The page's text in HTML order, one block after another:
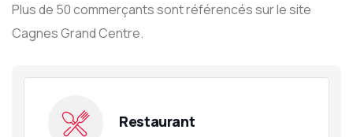
Plus de 50 commerçants sont référencés sur le site
Cagnes Grand Centre.
Restaurant